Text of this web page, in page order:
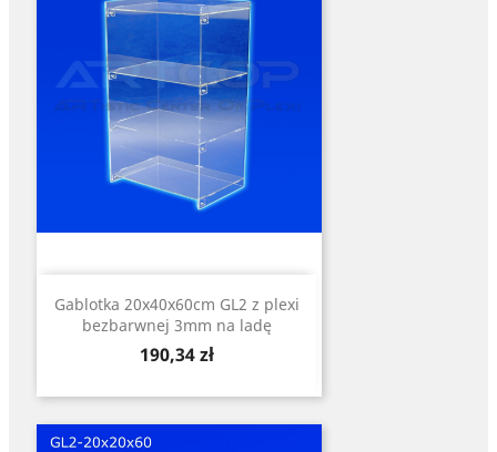
Gablotka 20x40x60cm GL2 z plexi
bezbarwnej 3mm na ladę
Cena
190,34 zł